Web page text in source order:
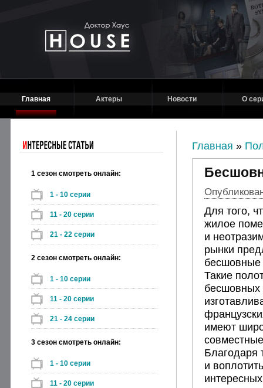
Главная Актеры Новости О
1 сезон смотреть онлайн:
1 - 10 серии
11 - 20 серии
21 - 22 серии
2 сезон смотреть онлайн:
1 - 10 серии
11 - 20 серии
21 - 24 серии
3 сезон смотреть онлайн:
1 - 10 серии
11 - 20 серии
Главная »
Для того,
жилое
и
рынки
бесшовные
Такие
бесшовных
имеют
Благодаря
и